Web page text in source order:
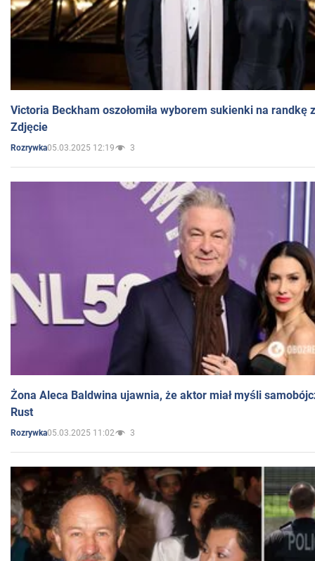
Victoria Beckham oszołomiła wyborem sukienki na randkę
Zdjęcie
Rozrywka05.03.2025 12:19 3
Żona Aleca Baldwina ujawnia, że aktor miał myśli
Rust
Rozrywka05.03.2025 11:02 3